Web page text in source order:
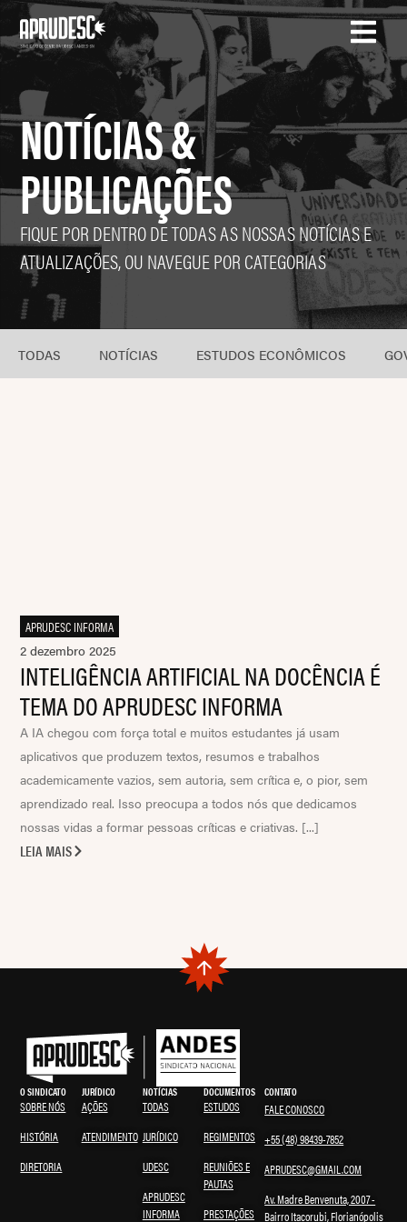
NOTÍCIAS &
PUBLICAÇÕES
FIQUE POR DENTRO DE TODAS AS NOSSAS NOTÍCIAS E
ATUALIZAÇÕES, OU NAVEGUE POR CATEGORIAS
TODAS NOTÍCIAS ESTUDOS ECONÔMICOS
APRUDESC INFORMA
2 dezembro 2025
INTELIGÊNCIA ARTIFICIAL NA DOCÊNCIA É
TEMA DO APRUDESC INFORMA
A IA chegou com força total e muitos estudantes já usam
aplicativos que produzem textos, resumos e trabalhos
academicamente vazios, sem autoria, sem crítica e, o pior, sem
aprendizado real. Isso preocupa a todos nós que dedicamos
nossas vidas a formar pessoas críticas e criativas. [...]
LEIA MAIS
O SINDICATO
SOBRE NÓS
HISTÓRIA
DIRETORIA
JURÍDICO
AÇÕES
ATENDIMENTO
NOTÍCIAS
TODAS
JURÍDICO
UDESC
APRUDESC
INFORMA
DOCUMENTOS
ESTUDOS
REGIMENTOS
REUNIÕES E
PAUTAS
PRESTAÇÕES
CONTATO
FALE CONOSCO
+55 (48) 98439-7852
APRUDESC@GMAIL.COM
Av. Madre Benvenuta, 2007 -
Bairro Itacorubi, Florianópolis